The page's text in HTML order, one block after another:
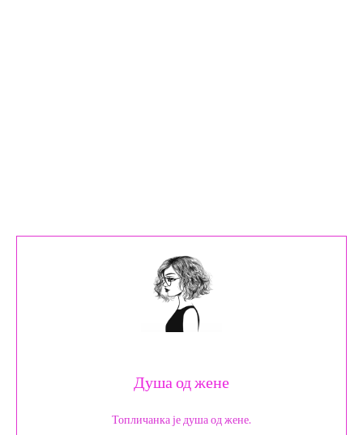
Душа од жене
Топличанка је душа од жене.